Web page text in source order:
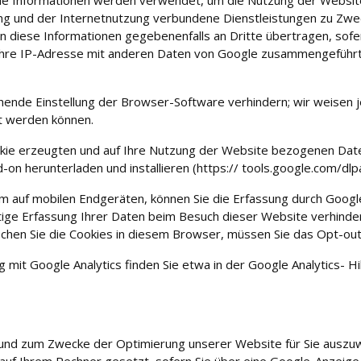
und der Internetnutzung verbundene Dienstleistungen zu
diese Informationen gegebenenfalls an Dritte übertragen,
IP-Adresse mit anderen Daten von Google
Einstellung der Browser-Software verhindern; wir weisen
können.
erzeugten und auf Ihre Nutzung der Website bezogenen
on herunterladen und installieren (https:// tools.google.com/
mobilen Endgeräten, können Sie die Erfassung durch
Erfassung Ihrer Daten beim Besuch dieser Website
Sie die Cookies in diesem Browser, müssen Sie das Opt-
Google Analytics finden Sie etwa in der Google
zum Zwecke der Optimierung unserer Website für Sie